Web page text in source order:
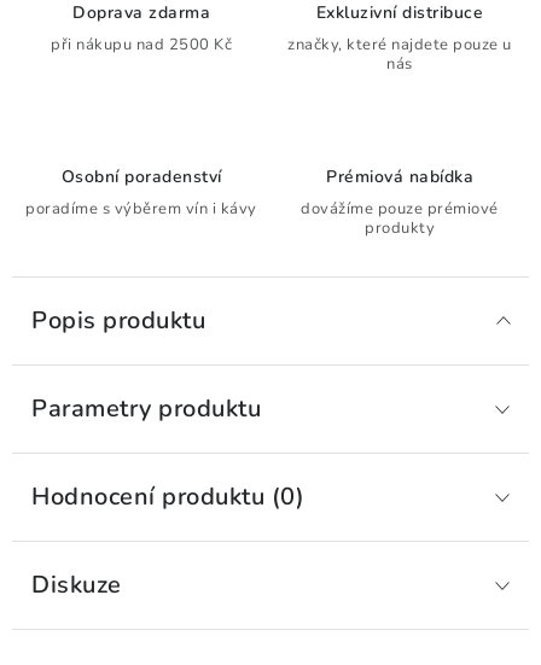
Doprava zdarma
při nákupu nad 2500 Kč
Exkluzivní distribuce
značky, které najdete pouze u
nás
Osobní poradenství
poradíme s výběrem vín i kávy
Prémiová nabídka
dovážíme pouze prémiové
produkty
Popis produktu
Parametry produktu
Hodnocení produktu (0)
Diskuze